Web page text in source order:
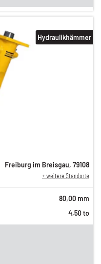
Hydraulikhämmer
Freiburg im Breisgau, 79108
+ weitere Standorte
80,00 mm
4,50 to